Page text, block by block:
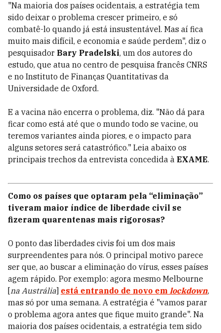
"Na maioria dos países ocidentais, a estratégia tem
sido deixar o problema crescer primeiro, e só
combatê-lo quando já está insustentável. Mas aí fica
muito mais difícil, e economia e saúde perdem", diz o
pesquisador Bary Pradelski, um dos autores do
estudo, que atua no centro de pesquisa francês CNRS
e no Instituto de Finanças Quantitativas da
Universidade de Oxford.
E a vacina não encerra o problema, diz. "Não dá para
ficar como está até que o mundo todo se vacine, ou
teremos variantes ainda piores, e o impacto para
alguns setores será catastrófico." Leia abaixo os
principais trechos da entrevista concedida à EXAME.
Como os países que optaram pela “eliminação”
tiveram maior índice de liberdade civil se
fizeram quarentenas mais rigorosas?
O ponto das liberdades civis foi um dos mais
surpreendentes para nós. O principal motivo parece
ser que, ao buscar a eliminação do vírus, esses países
agem rápido. Por exemplo: agora mesmo Melbourne
[na Austrália] está entrando de novo em lockdown,
mas só por uma semana. A estratégia é "vamos parar
o problema agora antes que fique muito grande". Na
maioria dos países ocidentais, a estratégia tem sido